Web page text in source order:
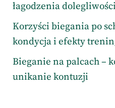
łagodzenia dolegliwości
Korzyści biegania po
kondycja i efekty
Bieganie na palcach –
unikanie kontuzji